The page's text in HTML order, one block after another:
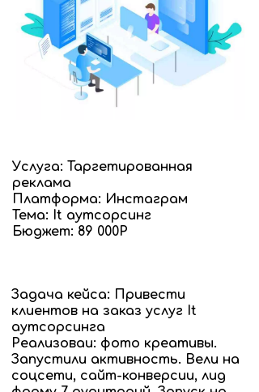
Услуга: Таргетированная
реклама
Платформа: Инстаграм
Тема: It аутсорсинг
Бюджет: 89 000Р
Задача кейса: Привести
клиентов на заказ услуг It
аутсорсинга
Реализоваи: фото креативы.
Запустили активность. Вели на
соцсети, сайт-конверсии, лид